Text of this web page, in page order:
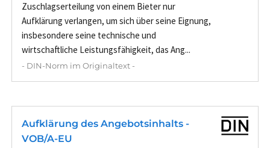
Zuschlagserteilung von einem Bieter nur
Aufklärung verlangen, um sich über seine Eignung,
insbesondere seine technische und
wirtschaftliche Leistungsfähigkeit, das Ang...
- DIN-Norm im Originaltext -
Aufklärung des Angebotsinhalts -
VOB/A-EU